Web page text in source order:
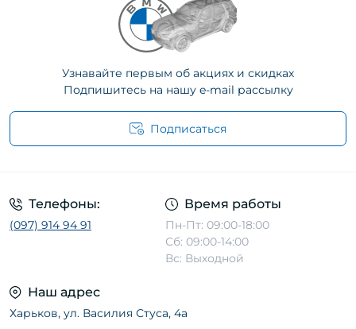
Узнавайте первым об акциях и скидках
Подпишитесь на нашу e-mail рассылку
Подписаться
Телефоны:
(097) 914 94 91
Время работы
Пн-Пт: 09:00-18:00
Сб: 09:00-14:00
Вс: Выходной
Наш адрес
Харьков, ул. Василия Стуса, 4а